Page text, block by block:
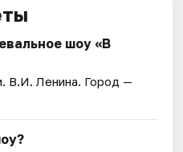
шоу «В
В.И. Ленина. Город —